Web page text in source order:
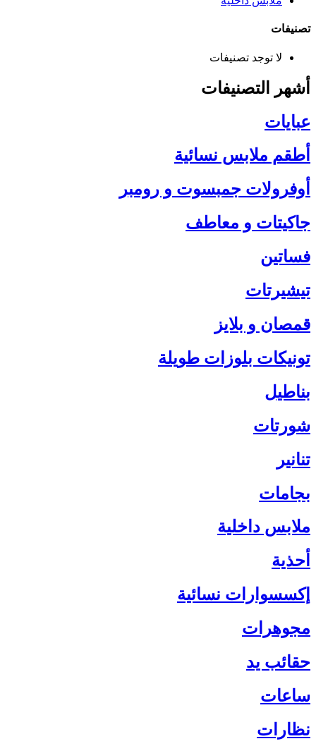
تصنيفات
لا توجد تصنيفات
أشهر التصنيفات
عبايات
أطقم ملابس نسائية
أوفرولات جمبسوت و رومبر
جاكيتات و معاطف
فساتين
تيشيرتات
قمصان و بلايز
تونيكات بلوزات طويلة
بناطيل
شورتات
تنانير
بجامات
ملابس داخلية
أحذية
إكسسوارات نسائية
مجوهرات
حقائب يد
ساعات
نظارات